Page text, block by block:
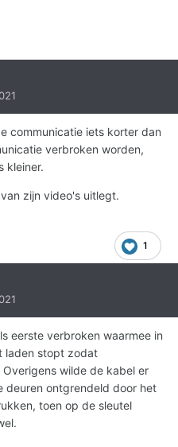
communicatie iets korter dan
verbroken worden,
kleiner.
zijn video's uitlegt.
1
eerste verbroken waarmee in
laden stopt zodat
wilde de kabel er
deuren ontgrendeld door het
toen op de sleutel